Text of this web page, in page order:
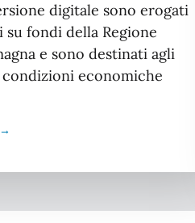
digitale sono erogati
su fondi della Regione
e sono destinati agli
economiche